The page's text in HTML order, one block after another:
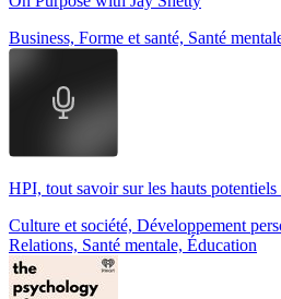
Business, Forme et santé, Santé
HPI, tout savoir sur les hauts
Culture et société, Développement
Relations, Santé mentale, Éducation